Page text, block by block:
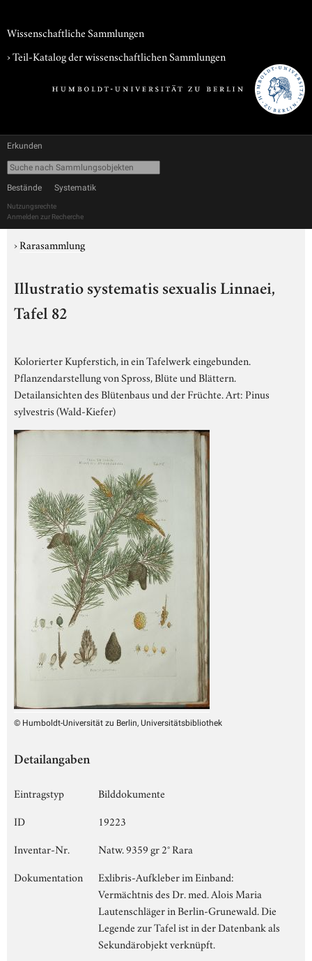
Wissenschaftliche Sammlungen
› Teil-Katalog der wissenschaftlichen Sammlungen
Erkunden
Bestände Systematik
Nutzungsrechte
Anmelden zur Recherche
›Rarasammlung
Illustratio systematis sexualis Linnaei,
Tafel 82
Kolorierter Kupferstich, in ein Tafelwerk eingebunden.
Pflanzendarstellung von Spross, Blüte und Blättern.
Detailansichten des Blütenbaus und der Früchte. Art: Pinus
sylvestris (Wald-Kiefer)
© Humboldt-Universität zu Berlin, Universitätsbibliothek
Detailangaben
Eintragstyp
Bilddokumente
ID
19223
Inventar-Nr.
Natw. 9359 gr 2° Rara
Dokumentation
Exlibris-Aufkleber im Einband:
Vermächtnis des Dr. med. Alois Maria
Lautenschläger in Berlin-Grunewald. Die
Legende zur Tafel ist in der Datenbank als
Sekundärobjekt verknüpft.